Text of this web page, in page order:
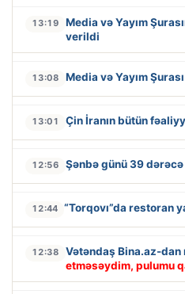
13:19
Media və Yayım
verildi
13:08 Media və Yayım
13:01 Çin İranın bütün
12:56 Şənbə günü 39
12:44 “Torqovı”da restoran
12:38 Vətəndaş Bina.az-dan
etməsəydim, pulumu